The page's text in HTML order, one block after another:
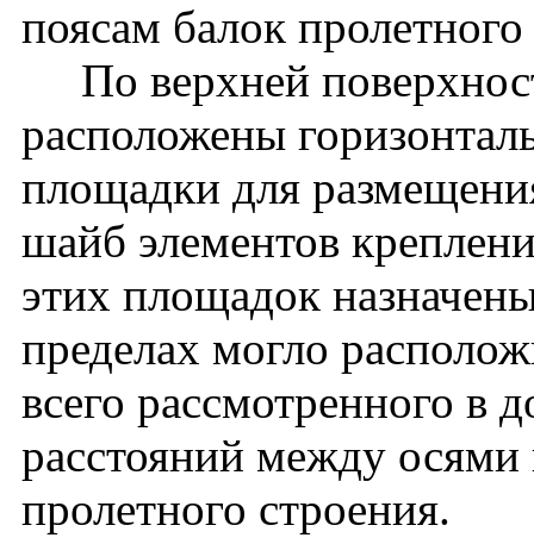
поясам балок
По верхней
расположены
площадки для
шайб элементов
этих площадок
пределах могло
всего рассмотренного в
расстояний между
пролетного строения.